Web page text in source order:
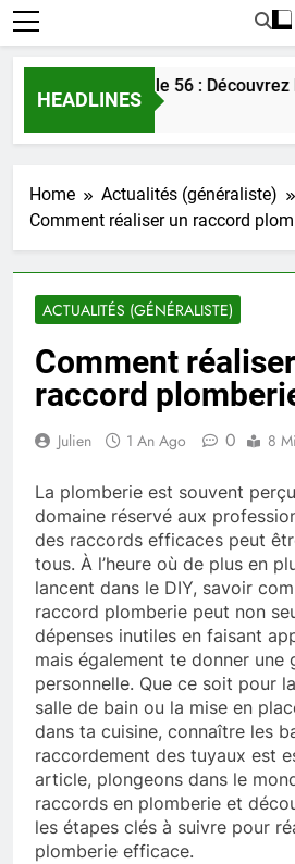
HEADLINES
dans le 56 : Découvrez les
Home
Actualités (généraliste)
Comment réaliser un raccord
ACTUALITÉS (GÉNÉRALISTE)
Comment
raccord
Julien 1 An Ago 0 8
La plomberie est souvent
domaine réservé aux
des raccords efficaces peut
tous. À l’heure où de plus en
lancent dans le DIY, savoir
raccord plomberie peut non
dépenses inutiles en faisant
mais également te donner une
personnelle. Que ce soit pour
salle de bain ou la mise en
dans ta cuisine, connaître les
raccordement des tuyaux est
article, plongeons dans le
raccords en plomberie et
les étapes clés à suivre pour
plomberie efficace.